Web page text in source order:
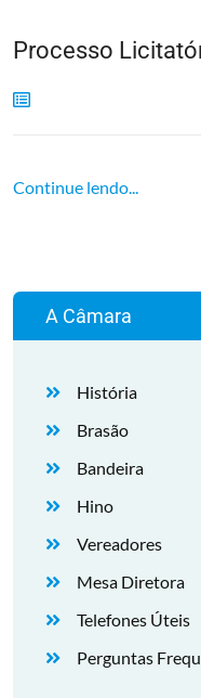
Processo
Continue lendo...
A Câmara
História
Brasão
Bandeira
Hino
Vereadores
Mesa Diretora
Telefones Úteis
Perguntas